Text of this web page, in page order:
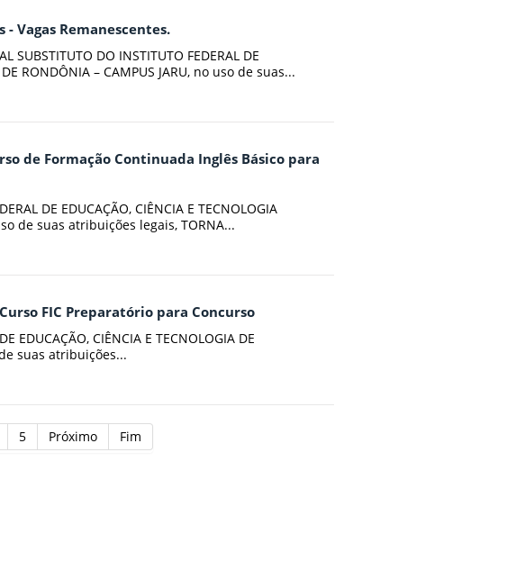
- Vagas Remanescentes.
SUBSTITUTO DO INSTITUTO FEDERAL DE
RONDÔNIA – CAMPUS JARU, no uso de suas...
de Formação Continuada Inglês Básico para
DE EDUCAÇÃO, CIÊNCIA E TECNOLOGIA
de suas atribuições legais, TORNA...
FIC Preparatório para Concurso
EDUCAÇÃO, CIÊNCIA E TECNOLOGIA DE
de suas atribuições...
5 Próximo Fim